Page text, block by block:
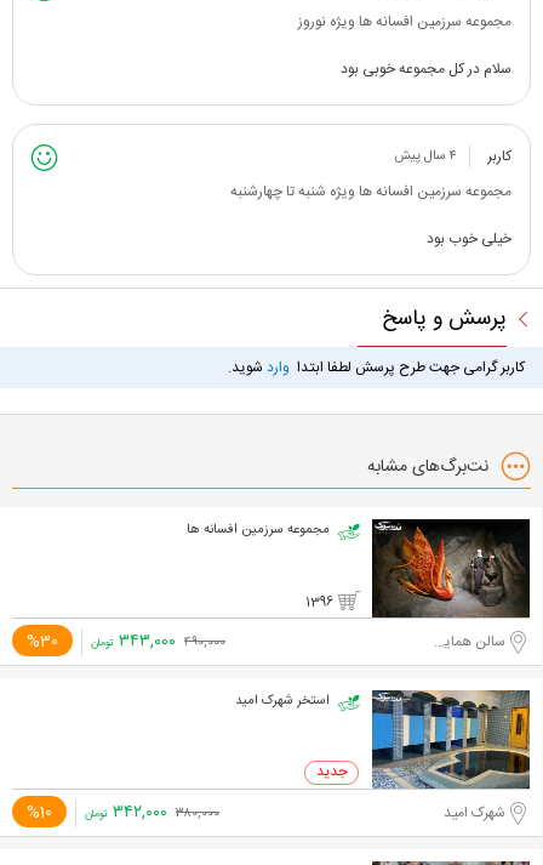
مجموعه سرزمین افسانه ها ویژه نوروز
سلام در کل مجموعه خوبی بود
کاربر ۴ سال پیش
مجموعه سرزمین افسانه ها ویژه شنبه تا چهارشنبه
خیلی خوب بود
پرسش و پاسخ
کاربر گرامی جهت طرح پرسش لطفا ابتدا وارد شوید.
نت‌برگ‌های مشابه
مجموعه سرزمین افسانه ها
1396
سالن همایش های برج میلاد تهران %30 ۴۹۰,۰۰۰ ۳۴۳,۰۰۰ تومان
استخر شهرک امید
شهرک امید %10 ۳۸۰,۰۰۰ ۳۴۲,۰۰۰ تومان